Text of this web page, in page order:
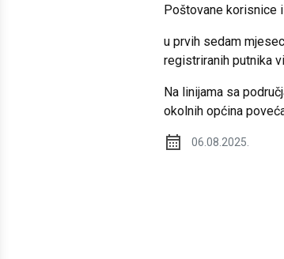
Poštovane korisnice
u prvih sedam
registriranih putnika
Na linijama sa
okolnih općina
06.08.2025.